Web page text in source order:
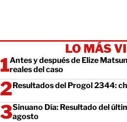
LO MÁS
Antes y después de Elize
reales del caso
Resultados del Progol 2344:
Sinuano Día: Resultado del
agosto